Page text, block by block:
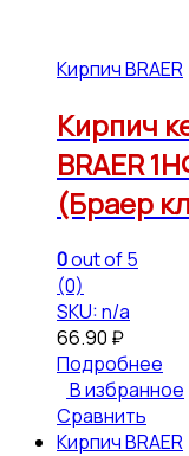
Кирпич BRAER
Кирпич
BRAER
(Браер
0out of 5
(0)
SKU: n/a
66.90 ₽
Подробнее
В избранное
Сравнить
Кирпич BRAER